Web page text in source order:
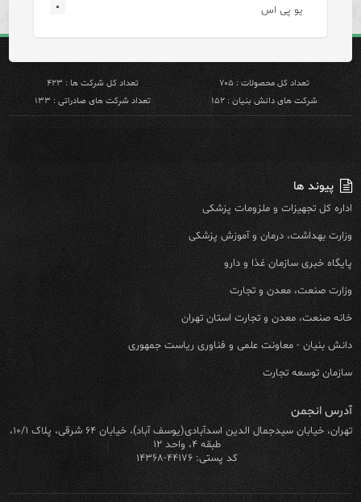
یو پی اس ۰
تعداد کل محصولات : ۷۰۵
تعداد کل شرکت ها : ۴۲۳
شرکت های دانش بنیان : ۱۵۲
تعداد شرکت های صادراتی : ۱۳۳
پیوند ها
اداره کل تجهیزات و ملزومات پزشکی
وزارت بهداشت، درمان و آموزش پزشکی
پایگاه خبری سازمان غذا و دارو
وزارت صنعت، معدن و تجارت
خانه صنعت، معدن و تجارت استان تهران
دانش بنیان - معاونت علمی و فناوری ریاست جمهوری
سازمان توسعه تجارت
آدرس انجمن
تهران، خیابان سیدجمال الدین اسدآبادی(یوسف آباد)، خیابان ۶۴ شرقی، پلاک ۱۰/۱،
طبقه ۴، واحد ۱۲
کد پستی: ۴۴۱۷۶-۱۴۳۶۸